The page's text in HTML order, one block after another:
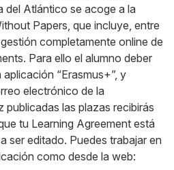
del Atlántico se acoge a la
Papers, que incluye, entre
completamente online de
Para ello el alumno deber
“Erasmus+”, y
electrónico de la
publicadas las plazas recibirás
tu Learning Agreement está
ser editado. Puedes trabajar en
como desde la web: